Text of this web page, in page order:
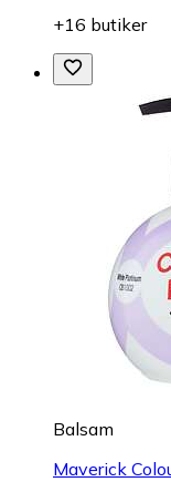
+16 butiker
Balsam
Maverick